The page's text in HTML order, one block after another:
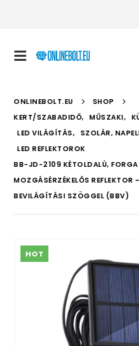
ONLINEBOLT.EU
SHOP
KERT/SZABADIDŐ, MŰSZAKI,
LED VILÁGÍTÁS, SZOLÁR,
LED REFLEKTOROK
BB-JD-2109 KÉTOLDALÚ,
MOZGÁSÉRZÉKELŐS
BEVILÁGÍTÁSI SZÖGGEL (BBV)
HOT